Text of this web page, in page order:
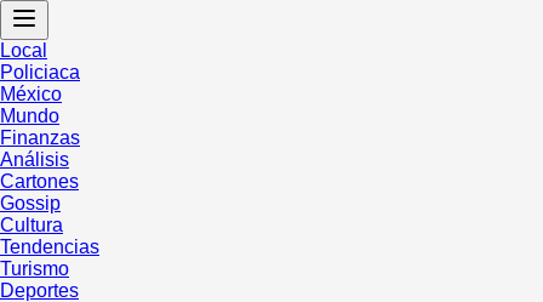
Local
Policiaca
México
Mundo
Finanzas
Análisis
Cartones
Gossip
Cultura
Tendencias
Turismo
Deportes